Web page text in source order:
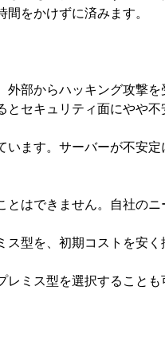
をかけずに済みます。
部からハッキング攻撃
セキュリティ面にやや不
ます。サーバーが不安
はできません。自社の
型を、初期コストを安
ミス型を選択すること